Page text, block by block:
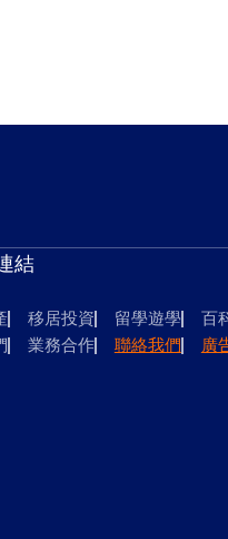
結
移居投資 留學遊學 百
業務合作 聯絡我們 廣